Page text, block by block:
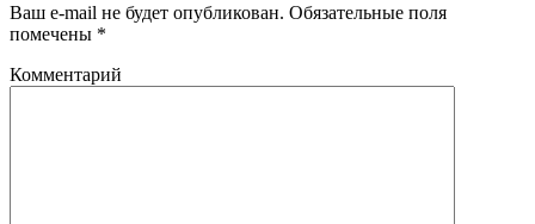
Ваш e-mail не будет опубликован. Обязательные поля
помечены *
Комментарий